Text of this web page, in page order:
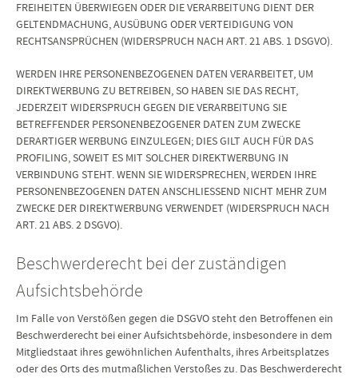
FREIHEITEN ÜBERWIEGEN ODER DIE VERARBEITUNG DIENT DER
GELTENDMACHUNG, AUSÜBUNG ODER VERTEIDIGUNG VON
RECHTSANSPRÜCHEN (WIDERSPRUCH NACH ART. 21 ABS. 1 DSGVO).
WERDEN IHRE PERSONENBEZOGENEN DATEN VERARBEITET, UM
DIREKTWERBUNG ZU BETREIBEN, SO HABEN SIE DAS RECHT,
JEDERZEIT WIDERSPRUCH GEGEN DIE VERARBEITUNG SIE
BETREFFENDER PERSONENBEZOGENER DATEN ZUM ZWECKE
DERARTIGER WERBUNG EINZULEGEN; DIES GILT AUCH FÜR DAS
PROFILING, SOWEIT ES MIT SOLCHER DIREKTWERBUNG IN
VERBINDUNG STEHT. WENN SIE WIDERSPRECHEN, WERDEN IHRE
PERSONENBEZOGENEN DATEN ANSCHLIESSEND NICHT MEHR ZUM
ZWECKE DER DIREKTWERBUNG VERWENDET (WIDERSPRUCH NACH
ART. 21 ABS. 2 DSGVO).
Beschwerde­recht bei der zuständigen
Aufsichts­behörde
Im Falle von Verstößen gegen die DSGVO steht den Betroffenen ein
Beschwerderecht bei einer Aufsichtsbehörde, insbesondere in dem
Mitgliedstaat ihres gewöhnlichen Aufenthalts, ihres Arbeitsplatzes
oder des Orts des mutmaßlichen Verstoßes zu. Das Beschwerderecht